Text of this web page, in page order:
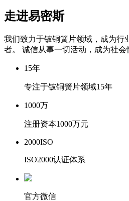
走进易密斯
我们致力于铍铜簧片领域，成为行
者。 诚信从事一切活动，成为社会
15年
专注于铍铜簧片领域15年
1000万
注册资本1000万元
2000ISO
ISO2000认证体系
官方微信